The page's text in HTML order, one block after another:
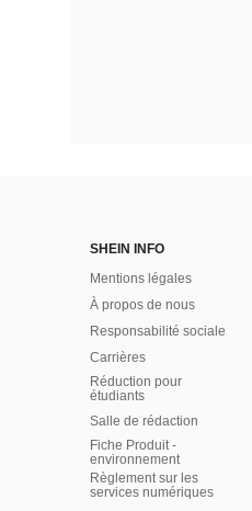
SHEIN INFO
Mentions légales
À propos de nous
Responsabilité sociale
Carrières
Réduction pour
étudiants
Salle de rédaction
Fiche Produit -
environnement
Règlement sur les
services numériques